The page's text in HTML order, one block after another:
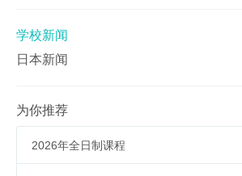
学校新闻
日本新闻
为你推荐
2026年全日制课程